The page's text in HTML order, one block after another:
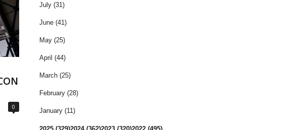
0
July (31)
June (41)
May (25)
April (44)
March (25)
February (28)
January (11)